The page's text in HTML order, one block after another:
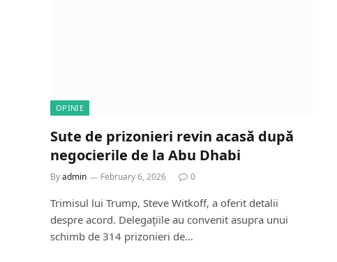
OPINIE
Sute de prizonieri revin acasă după
negocierile de la Abu Dhabi
Byadmin February 6, 2026 0
Trimisul lui Trump, Steve Witkoff, a oferit detalii
despre acord. Delegaţiile au convenit asupra unui
schimb de 314 prizonieri de…